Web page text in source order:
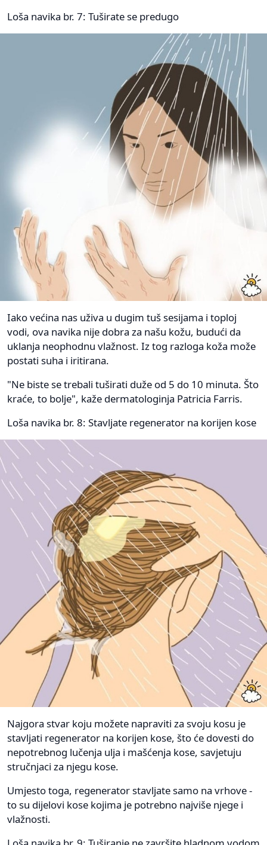
Loša navika br. 7: Tuširate se predugo
Iako većina nas uživa u dugim tuš sesijama i toploj
vodi, ova navika nije dobra za našu kožu, budući da
uklanja neophodnu vlažnost. Iz tog razloga koža može
postati suha i iritirana.
"Ne biste se trebali tuširati duže od 5 do 10 minuta. Što
kraće, to bolje", kaže dermatologinja Patricia Farris.
Loša navika br. 8: Stavljate regenerator na korijen kose
Najgora stvar koju možete napraviti za svoju kosu je
stavljati regenerator na korijen kose, što će dovesti do
nepotrebnog lučenja ulja i mašćenja kose, savjetuju
stručnjaci za njegu kose.
Umjesto toga, regenerator stavljate samo na vrhove -
to su dijelovi kose kojima je potrebno najviše njege i
vlažnosti.